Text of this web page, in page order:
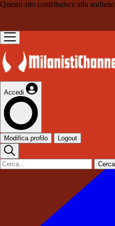
Questo sito contribuisce alla
Accedi
Modifica profilo Logout
Cerca